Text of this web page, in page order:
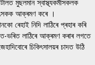
মুছলমান স্বাস্থ্যকৰ্মীসকলক
আক্ৰমণ কৰে ।
ৰেহাই নিদি লাঠিৰে প্ৰহাৰ কৰি
ভৰিত লাঠিৰে আক্ৰমণ কৰাৰ লগতে
চিকিৎসালয়ৰ চাদত উঠি